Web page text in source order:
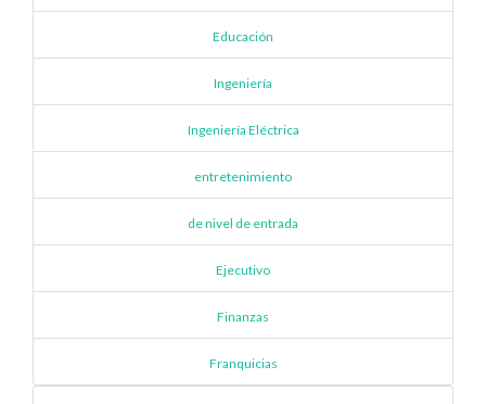
Educación
Ingeniería
Ingeniería Eléctrica
entretenimiento
de nivel de entrada
Ejecutivo
Finanzas
Franquicias